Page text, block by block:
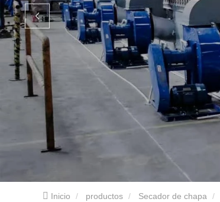
Inicio productos Secador de chapa